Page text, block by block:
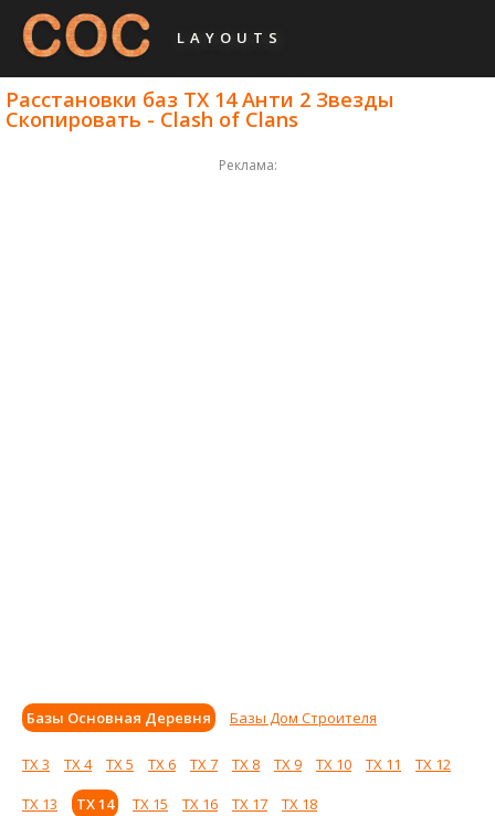
LAYOUTS
Расстановки баз ТХ 14 Анти 2 Звезды
Скопировать - Clash of Clans
Реклама:
Базы Основная Деревня Базы Дом Строителя
ТХ 3 ТХ 4 ТХ 5 ТХ 6 ТХ 7 ТХ 8 ТХ 9 ТХ 10 ТХ 11
ТХ 12
ТХ 13
ТХ 14 ТХ 15 ТХ 16 ТХ 17 ТХ 18